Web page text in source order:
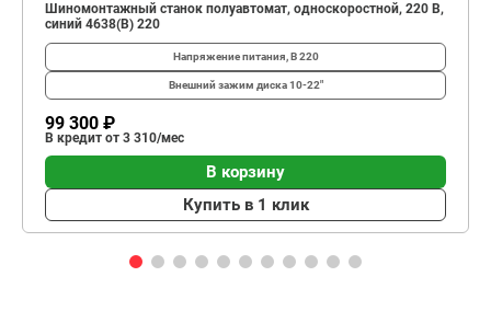
Шиномонтажный станок полуавтомат, односкоростной, 220 В,
синий 4638(B) 220
Напряжение питания, В220
Внешний зажим диска10-22"
99 300 ₽
В кредит от 3 310/мес
В корзину
Купить в 1 клик